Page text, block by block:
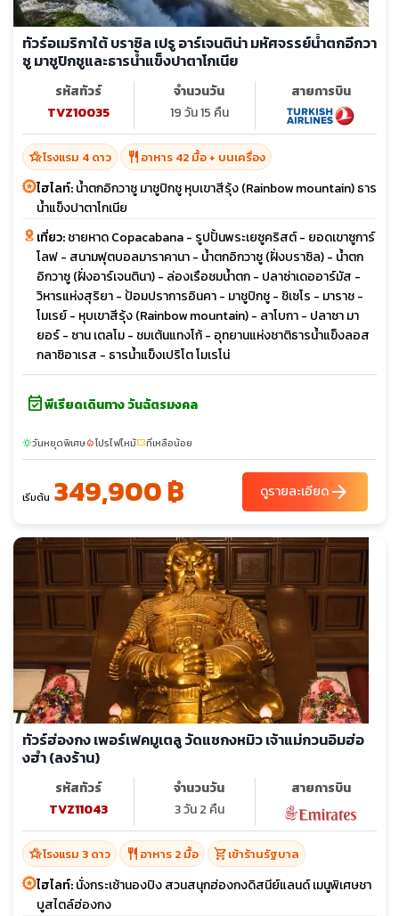
ทัวร์อเมริกาใต้ บราซิล เปรู อาร์เจนติน่า มหัศจรรย์น้ำตกอีกวา
ซู มาชูปิกชูและธารน้ำแข็งปาตาโกเนีย
รหัสทัวร์
TVZ10035
จำนวนวัน
19 วัน 15 คืน
สายการบิน
hotel_classโรงแรม 4 ดาว restaurant อาหาร 42 มื้อ + บนเครื่อง
ไฮไลท์:น้ำตกอิกวาซู มาชูปิกชู หุบเขาสีรุ้ง (Rainbow mountain) ธาร
น้ำแข็งปาตาโกเนีย
เที่ยว:ชายหาด Copacabana - รูปปั้นพระเยซูคริสต์ - ยอดเขาซูการ์
โลฟ - สนามฟุตบอลมาราคานา - น้ำตกอิกวาซู (ฝั่งบราซิล) - น้ำตก
อิกวาซู (ฝั่งอาร์เจนตินา) - ล่องเรือชมน้ำตก - ปลาซ่าเดออาร์มัส -
วิหารแห่งสุริยา - ป้อมปราการอินคา - มาชูปิกชู - ชิเซโร - มาราช -
โมเรย์ - หุบเขาสีรุ้ง (Rainbow mountain) - ลาโบกา - ปลาซา มา
ยอร์ - ซาน เตลโม - ชมเต้นแทงโก้ - อุทยานแห่งชาติธารน้ำแข็งลอส
กลาซิอาเรส - ธารน้ำแข็งเปริโต โมเรโน่
event_availableพีเรียดเดินทาง วันฉัตรมงคล
sunnyวันหยุดพิเศษlocal_fire_departmentโปรไฟไหม้confirmation_numberที่เหลือน้อย
เริ่มต้น 349,900 ฿ ดูรายละเอียดarrow_forward
ทัวร์ฮ่องกง เพอร์เฟคมูเตลู วัดแชกงหมิว เจ้าแม่กวนอิมฮ่อ
งฮำ (ลงร้าน)
รหัสทัวร์
TVZ11043
จำนวนวัน
3 วัน 2 คืน
สายการบิน
hotel_classโรงแรม 3 ดาว restaurant อาหาร 2 มื้อ shopping_cartเข้าร้านรัฐบาล
ไฮไลท์:นั่งกระเช้านองปิง สวนสนุกฮ่องกงดิสนีย์แลนด์ เมนูพิเศษชา
บูสไตล์ฮ่องกง